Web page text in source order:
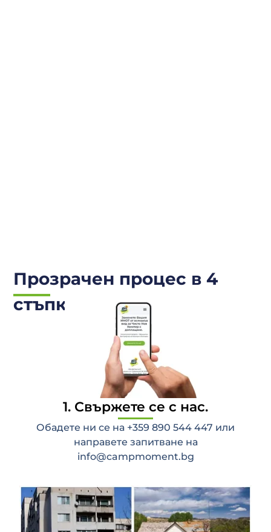
Прозрачен процес в 4
стъпки.
1. Свържете се с нас.
Обадете ни се на +359 890 544 447 или
направете запитване на
info@campmoment.bg